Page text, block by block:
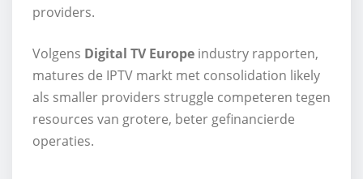
providers.
Volgens Digital TV Europe industry rapporten,
matures de IPTV markt met consolidation likely
als smaller providers struggle competeren tegen
resources van grotere, beter gefinancierde
operaties.